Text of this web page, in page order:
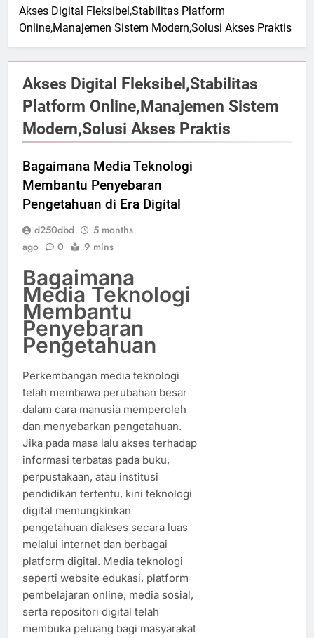
Akses Digital Fleksibel,Stabilitas Platform
Online,Manajemen Sistem Modern,Solusi Akses Praktis
Akses Digital Fleksibel,Stabilitas
Platform Online,Manajemen Sistem
Modern,Solusi Akses Praktis
Bagaimana Media Teknologi
Membantu Penyebaran
Pengetahuan di Era Digital
d250dbd
5 months
ago
0 9 mins
Bagaimana
Media Teknologi
Membantu
Penyebaran
Pengetahuan
Perkembangan media teknologi
telah membawa perubahan besar
dalam cara manusia memperoleh
dan menyebarkan pengetahuan.
Jika pada masa lalu akses terhadap
informasi terbatas pada buku,
perpustakaan, atau institusi
pendidikan tertentu, kini teknologi
digital memungkinkan
pengetahuan diakses secara luas
melalui internet dan berbagai
platform digital. Media teknologi
seperti website edukasi, platform
pembelajaran online, media sosial,
serta repositori digital telah
membuka peluang bagi masyarakat